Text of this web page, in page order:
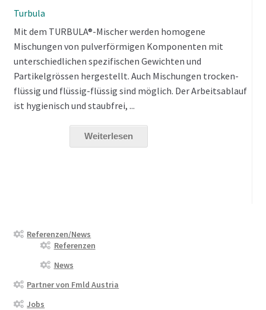
Turbula
Mit dem TURBULA®-Mischer werden homogene
Mischungen von pulverförmigen Komponenten mit
unterschiedlichen spezifischen Gewichten und
Partikelgrössen hergestellt. Auch Mischungen trocken-
flüssig und flüssig-flüssig sind möglich. Der Arbeitsablauf
ist hygienisch und staubfrei, ...
Weiterlesen
Referenzen/News
Referenzen
News
Partner von Fmld Austria
Jobs